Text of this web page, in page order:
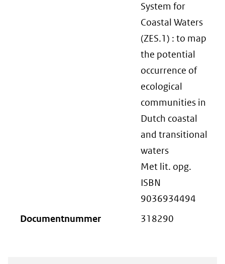
System for
Coastal Waters
(ZES.1) : to map
the potential
occurrence of
ecological
communities in
Dutch coastal
and transitional
waters
Met lit. opg.
ISBN
9036934494
Documentnummer
318290